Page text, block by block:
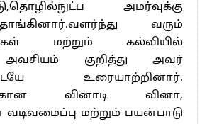
அமர்வுக்கு
வரும்
மற்றும் கல்வியில்
அவசியம் குறித்து அவர்
உரையாற்றினார்.
வினாடி வினா,
மற்றும் பயன்பாடு